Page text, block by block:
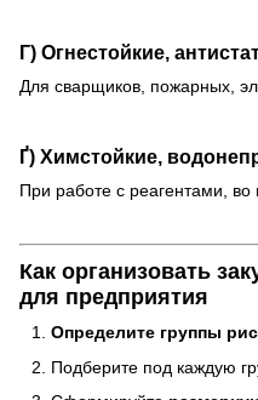
Г) Огнестойкие,
Для сварщиков, пожарных,
Ґ) Химстойкие,
При работе с реагентами, во
Как организовать
для предприятия
Определите группы
Подберите под каждую